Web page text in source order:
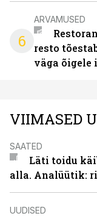
6
ARVAMUSED
resto
väga õigele
VIIMASED
SAATED
Läti toidu
alla. Analüütik:
UUDISED